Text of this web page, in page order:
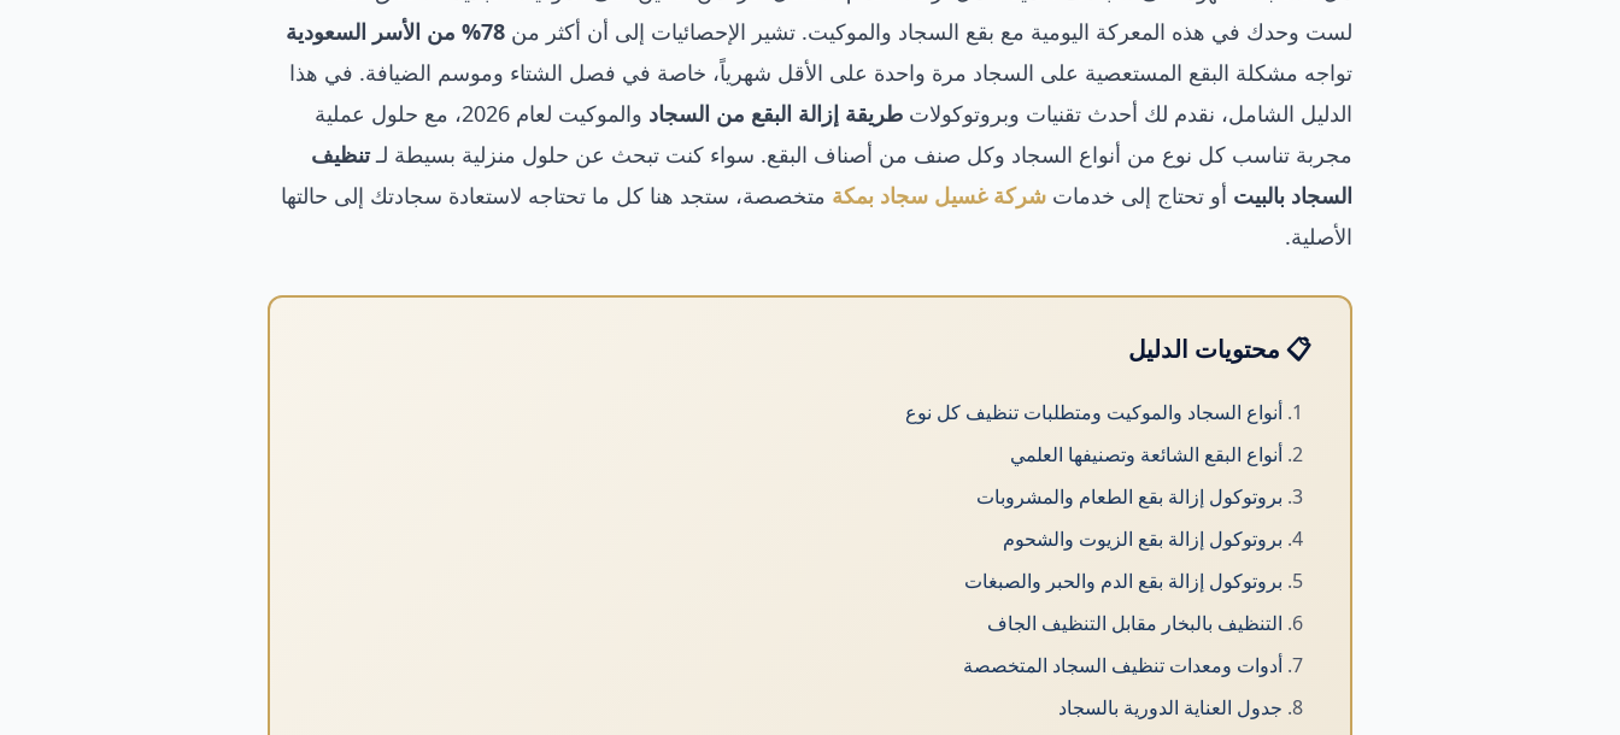
لست وحدك في هذه المعركة اليومية مع بقع السجاد والموكيت. تشير الإحصائيات إلى أن أكثر من 78% من الأسر السعودية
تواجه مشكلة البقع المستعصية على السجاد مرة واحدة على الأقل شهرياً، خاصة في فصل الشتاء وموسم الضيافة. في هذا
الدليل الشامل، نقدم لك أحدث تقنيات وبروتوكولات طريقة إزالة البقع من السجاد
والموكيت لعام 2026، مع حلول عملية
مجربة تناسب كل نوع من أنواع السجاد وكل صنف من أصناف البقع. سواء كنت تبحث عن حلول منزلية بسيطة لـتنظيف
السجاد بالبيت أو تحتاج إلى خدمات شركة غسيل سجاد بمكة متخصصة، ستجد هنا كل ما تحتاجه لاستعادة سجادتك إلى حالتها
الأصلية.
📋 محتويات الدليل
أنواع السجاد والموكيت ومتطلبات تنظيف كل نوع
أنواع البقع الشائعة وتصنيفها العلمي
بروتوكول إزالة بقع الطعام والمشروبات
بروتوكول إزالة بقع الزيوت والشحوم
بروتوكول إزالة بقع الدم والحبر والصبغات
التنظيف بالبخار مقابل التنظيف الجاف
أدوات ومعدات تنظيف السجاد المتخصصة
جدول العناية الدورية بالسجاد